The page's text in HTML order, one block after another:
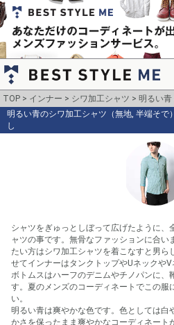
TOP インナー シワ加工シャツ 明るい青
明るい青のシワ加工シャツ（無地, 半端そで
し
シャツをぎゅっとしぼって広げたように、
ャツの事です。無骨なファッションに合い
たい方はシワ加工シャツを着こなすと男ら
せてインナーはタンクトップやUネックや
ボトムスはハーフのデニムやチノパンに、
す。夏のメンズのコーディネートでこの服
い。
明るい青は爽やかな色です。色としては白
かさを保ったまま爽やかなコーディネート